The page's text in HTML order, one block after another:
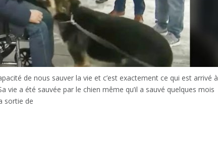
de nous sauver la vie et c’est exactement ce qui est arrivé à
vie a été sauvée par le chien même qu’il a sauvé quelques mois
sortie de